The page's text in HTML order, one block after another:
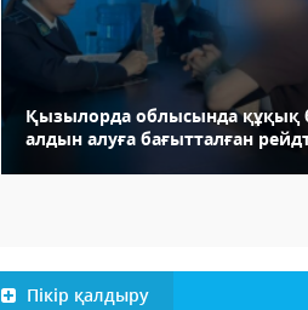
Қызылорда облысында
алдын алуға бағытталған
Пікір қалдыру